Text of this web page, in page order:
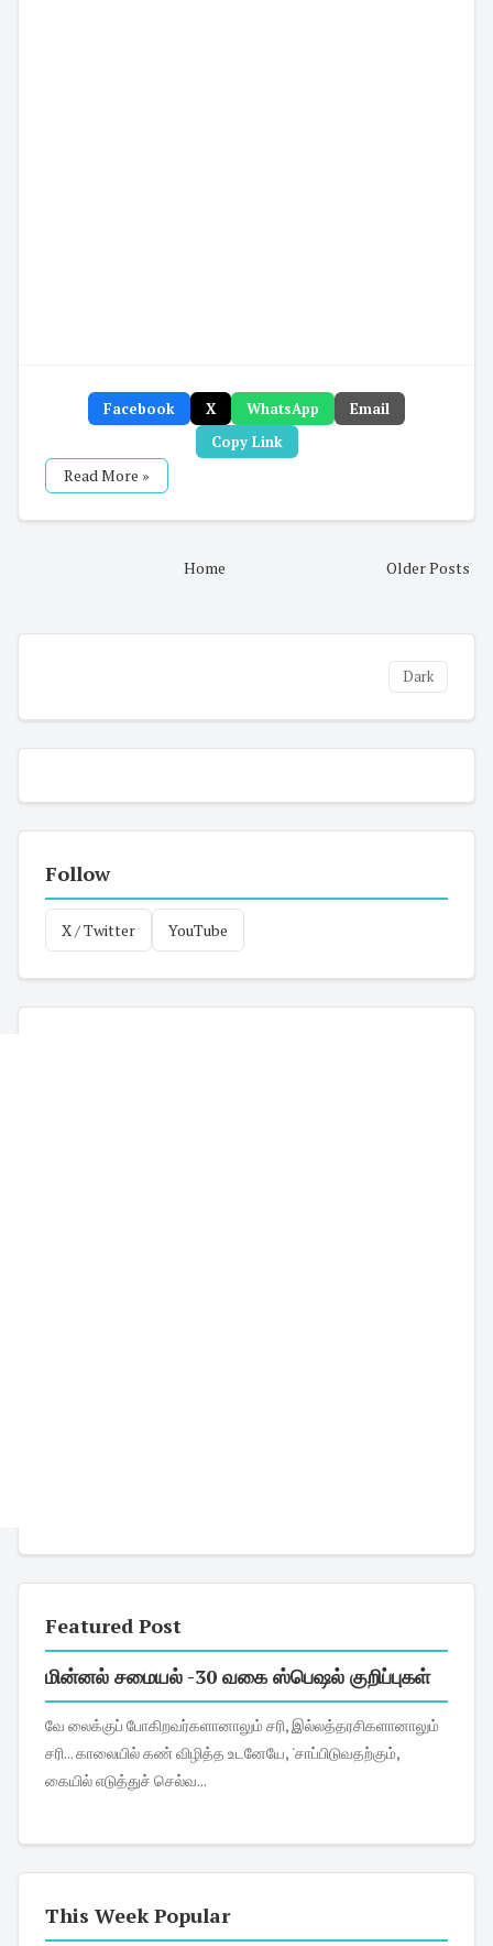
Facebook X WhatsApp
Email
Copy Link
Read More »
Older Posts
Home
Dark
Follow
X / Twitter YouTube
Featured Post
மின்னல் சமையல் -30 வகை ஸ்பெஷல் குறிப்புகள்
வே லைக்குப் போகிறவர்களானாலும் சரி, இல்லத்தரசிகளானாலும்
சரி... காலையில் கண் விழித்த உடனேயே, 'சாப்பிடுவதற்கும்,
கையில் எடுத்துச் செல்வ...
This Week Popular